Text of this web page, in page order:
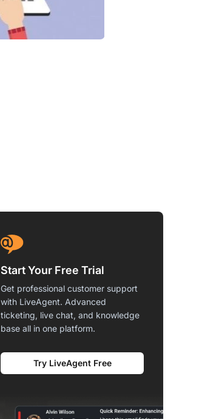
Start Your Free Trial
Get professional customer support
with LiveAgent. Advanced
ticketing, live chat, and knowledge
base all in one platform.
Try LiveAgent Free